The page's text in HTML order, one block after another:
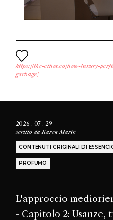
https://the-ethos.co/how-luxury-
garbage/
2026 . 07 . 29
scritto daKaren Marin
CONTENUTI ORIGINALI DI
PROFUMO
L'approccio
- Capitolo 2: Usanze,